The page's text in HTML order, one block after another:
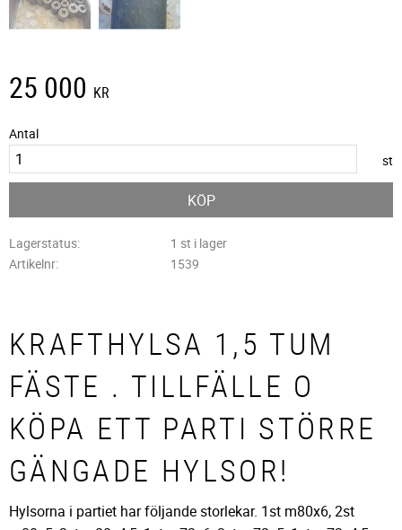
25 000 KR
Antal
st
KÖP
Lagerstatus
1 st i lager
Artikelnr
1539
KRAFTHYLSA 1,5 TUM
FÄSTE . TILLFÄLLE O
KÖPA ETT PARTI STÖRRE
GÄNGADE HYLSOR!
Hylsorna i partiet har följande storlekar. 1st m80x6, 2st